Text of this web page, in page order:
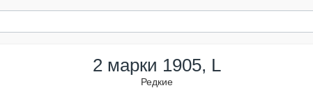
2 марки 1905, L
Редкие